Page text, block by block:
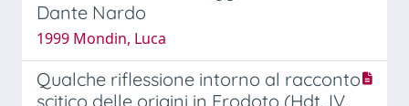
Dante Nardo
1999 Mondin, Luca
Qualche riflessione intorno al racconto
scitico delle origini in Erodoto (Hdt. IV,